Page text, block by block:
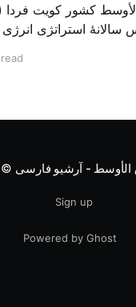
کشور کویت فردا
سالانهٔ استراتژی
جهانی نفت و
الأوسط - آرشیو فارسی © ۲۰۲۶
Sign up
Powered by Ghost